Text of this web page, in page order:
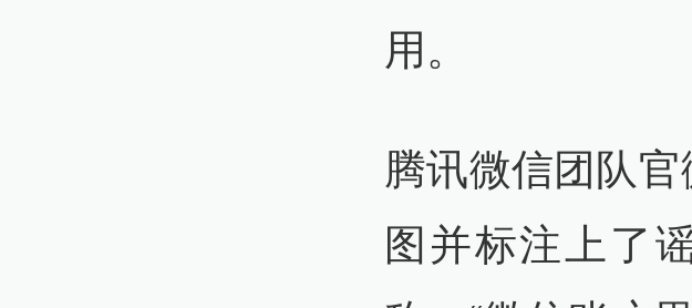
用。 ​​​
腾讯微信团队
图并标注上了